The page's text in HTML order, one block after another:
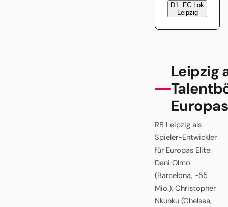
D1. FC Lok
Leipzig
Leipzig
Europas
RB Leipzig als
Spieler-Entwickler
für Europas Elite:
Dani Olmo
(Barcelona, ~55
Mio.), Christopher
Nkunku (Chelsea,